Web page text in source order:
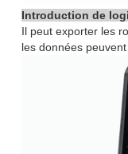
Introduction de
Il peut exporter les
les données